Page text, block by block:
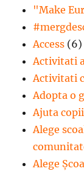
"Make
Access (6)
Activitati
Activitati
Adopta o
Ajuta
Alege
Alege